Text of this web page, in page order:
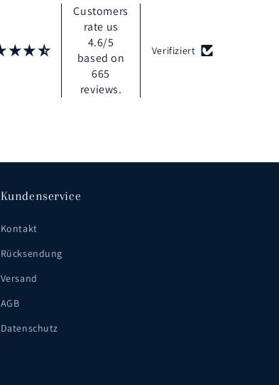
Customers
rate us
4.6/5
based on
665
reviews.
Verifiziert
Kundenservice
Kontakt
Rücksendung
Versand
AGB
Datenschutz